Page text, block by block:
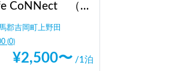
Rider’sCafe CoNNect （ライダーズカフェコネクト）
郡吉岡町上野田
(0)
¥2,500〜 /1泊